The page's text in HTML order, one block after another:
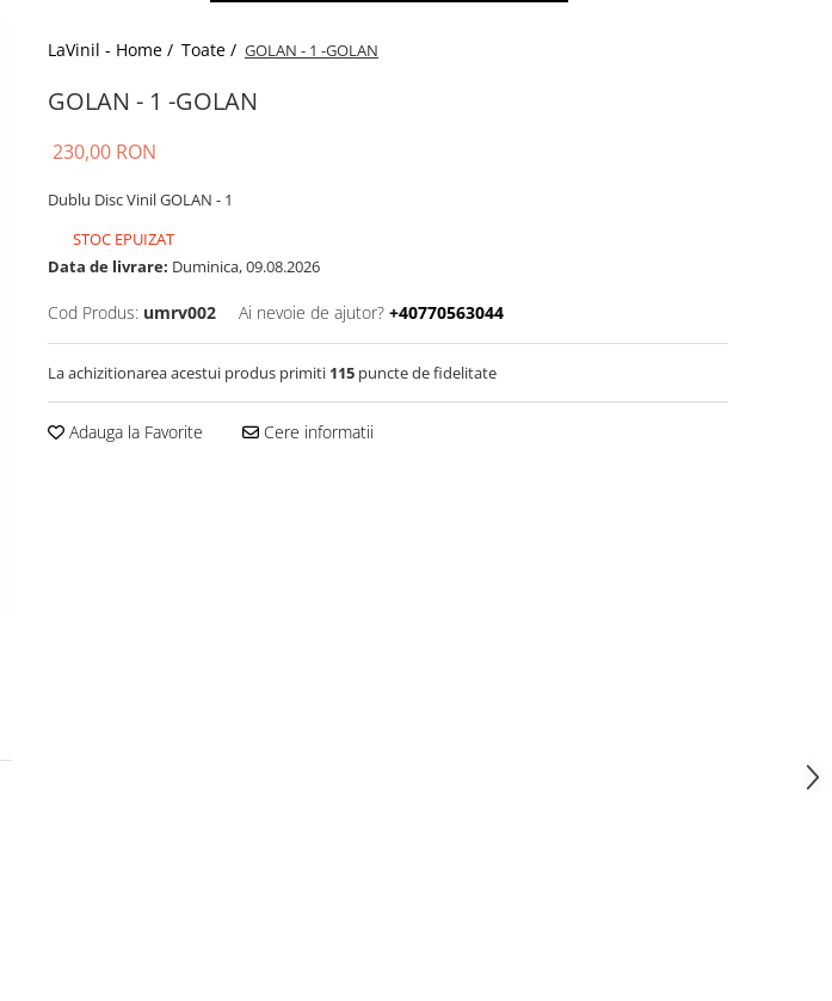
LaVinil - Home / Toate / GOLAN - 1 -GOLAN
GOLAN - 1 -GOLAN
230,00 RON
Dublu Disc Vinil GOLAN - 1
STOC EPUIZAT
Data de livrare: Duminica, 09.08.2026
Cod Produs: umrv002 Ai nevoie de ajutor? +40770563044
La achizitionarea acestui produs primiti 115 puncte de fidelitate
Adauga la Favorite Cere informatii